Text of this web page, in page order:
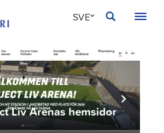
SVE
ENG
Liv Arenas hemsidor